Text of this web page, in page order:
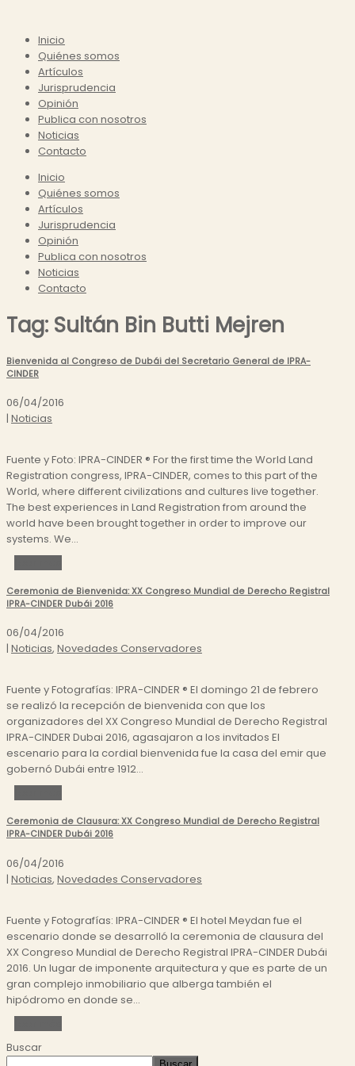
Inicio
Quiénes somos
Artículos
Jurisprudencia
Opinión
Publica con nosotros
Noticias
Contacto
Inicio
Quiénes somos
Artículos
Jurisprudencia
Opinión
Publica con nosotros
Noticias
Contacto
Tag: Sultán Bin Butti Mejren
Bienvenida al Congreso de Dubái del Secretario General de IPRA-
CINDER
06/04/2016
| Noticias
Fuente y Foto: IPRA-CINDER ® For the first time the World Land
Registration congress, IPRA-CINDER, comes to this part of the
World, where different civilizations and cultures live together.
The best experiences in Land Registration from around the
world have been brought together in order to improve our
systems. We...
Ceremonia de Bienvenida: XX Congreso Mundial de Derecho Registral
IPRA-CINDER Dubái 2016
06/04/2016
| Noticias, Novedades Conservadores
Fuente y Fotografías: IPRA-CINDER ® El domingo 21 de febrero
se realizó la recepción de bienvenida con que los
organizadores del XX Congreso Mundial de Derecho Registral
IPRA-CINDER Dubai 2016, agasajaron a los invitados El
escenario para la cordial bienvenida fue la casa del emir que
gobernó Dubái entre 1912...
Ceremonia de Clausura: XX Congreso Mundial de Derecho Registral
IPRA-CINDER Dubái 2016
06/04/2016
| Noticias, Novedades Conservadores
Fuente y Fotografías: IPRA-CINDER ® El hotel Meydan fue el
escenario donde se desarrolló la ceremonia de clausura del
XX Congreso Mundial de Derecho Registral IPRA-CINDER Dubái
2016. Un lugar de imponente arquitectura y que es parte de un
gran complejo inmobiliario que alberga también el
hipódromo en donde se...
Buscar
Buscar